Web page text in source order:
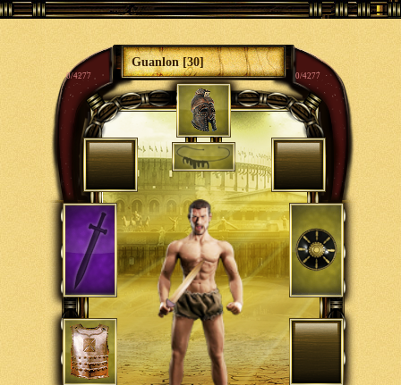
Guanlon [30]
0/4277 0/4277